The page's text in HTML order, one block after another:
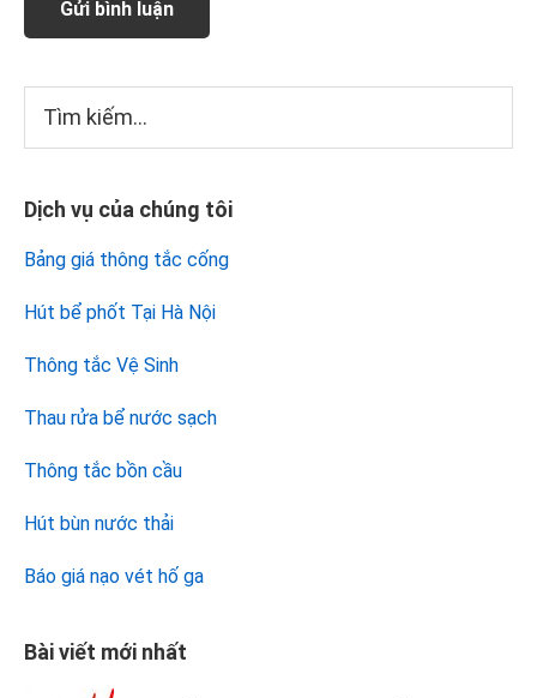
Sidebar
chính
kiếm...
Dịch vụ của chúng tôi
Bảng giá thông tắc cống
Hút bể phốt Tại Hà Nội
Thông tắc Vệ Sinh
Thau rửa bể nước sạch
Thông tắc bồn cầu
Hút bùn nước thải
Báo giá nạo vét hố ga
Bài viết mới nhất